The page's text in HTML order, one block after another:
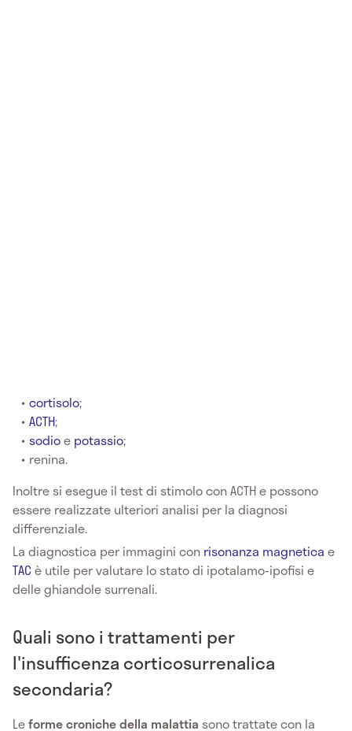
cortisolo;
ACTH;
sodioe potassio;
renina.
Inoltre si esegue il test di stimolo con ACTH e possono
essere realizzate ulteriori analisi per la diagnosi
differenziale.
La diagnostica per immagini con risonanza magnetica e
TAC è utile per valutare lo stato di ipotalamo-ipofisi e
delle ghiandole surrenali.
Quali sono i trattamenti per
l'insufficenza corticosurrenalica
secondaria?
Leforme croniche della malattia sono trattate con la